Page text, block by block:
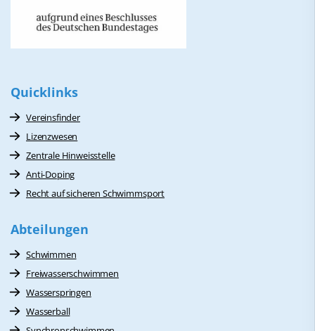
Quicklinks
Vereinsfinder
Lizenzwesen
Zentrale Hinweisstelle
Anti-Doping
Recht auf sicheren Schwimmsport
Abteilungen
Schwimmen
Freiwasserschwimmen
Wasserspringen
Wasserball